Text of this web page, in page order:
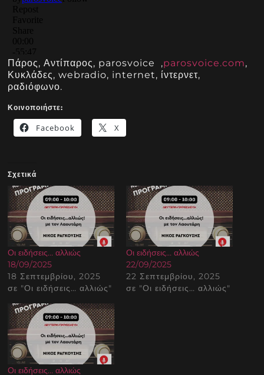
Πάρος, Αντίπαρος, parosvoice ,parosvoice.com,
Κυκλάδες, webradio, internet, ίντερνετ,
ραδιόφωνο.
Κοινοποιήστε:
Facebook X
Σχετικά
Οι ειδήσεις… αλλιώς
18/09/2025
18 Σεπτεμβρίου, 2025
σε "Οι ειδήσεις… αλλιώς"
Οι ειδήσεις… αλλιώς
22/09/2025
22 Σεπτεμβρίου, 2025
σε "Οι ειδήσεις… αλλιώς"
Οι ειδήσεις… αλλιώς